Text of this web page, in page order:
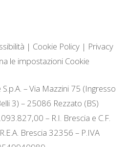
| Cookie Policy| Privacy
le impostazioni Cookie
– Via Mazzini 75 (Ingresso
3) – 25086 Rezzato (BS)
– R.I. Brescia e C.F.
Brescia 32356 – P.IVA